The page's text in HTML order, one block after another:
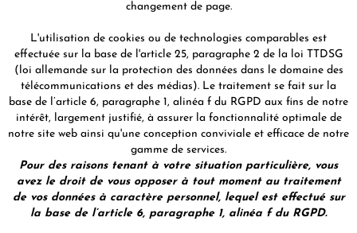
changement de page.
L'utilisation de cookies ou de technologies comparables est
effectuée sur la base de l'article 25, paragraphe 2 de la loi TTDSG
(loi allemande sur la protection des données dans le domaine des
télécommunications et des médias). Le traitement se fait sur la
base de l’article 6, paragraphe 1, alinéa f du RGPD aux fins de notre
intérêt, largement justifié, à assurer la fonctionnalité optimale de
notre site web ainsi qu'une conception conviviale et efficace de notre
gamme de services.
Pour des raisons tenant à votre situation particulière, vous
avez le droit de vous opposer à tout moment au traitement
de vos données à caractère personnel, lequel est effectué sur
la base de l’article 6, paragraphe 1, alinéa f du RGPD.